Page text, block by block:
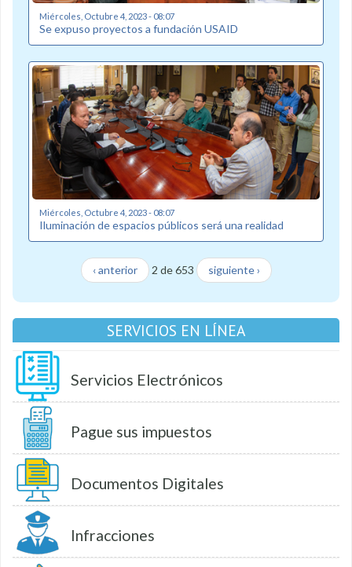
Miércoles, Octubre 4, 2023 - 08:07
Se expuso proyectos a fundación USAID
Miércoles, Octubre 4, 2023 - 08:07
Iluminación de espacios públicos será una realidad
‹ anterior 2 de 653 siguiente ›
SERVICIOS EN LÍNEA
Servicios Electrónicos
Pague sus impuestos
Documentos Digitales
Infracciones